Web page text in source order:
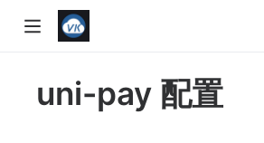
uni-pay 配置